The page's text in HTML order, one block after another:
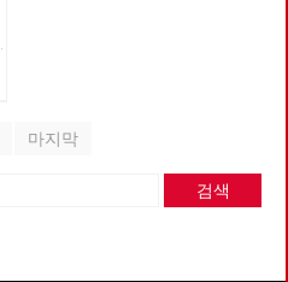
1인의 자영업자가 출현하였는
데, 이들이 성장하여 8인 이상의
피고용자를 두면, 사영(私營)이
라 불리는 사적 자본가로 간주되
었다. 중국 공산당은 이 시기를
많은 투쟁사업장을 다녔는데, 그
았다. 그러나 '전국적인 총전선
이 필요하다'는 말씀을 많이 했
는 우한시를 봉쇄하고 질병의 전
조치는 코로나 19 바이러스가 중
국 우한에서 시작됐다는 생각을
굳혔다. 또한, 3월 이후 유럽 및
들을 만들 수 있다면 어떻게 될
까?” 도발적인 물음에 대한 저자
구도 타인에게 권력을 휘두르지
않는 구조나 관행들을 만들어서
마지막
검색